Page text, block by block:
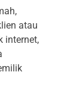
atau
internet,